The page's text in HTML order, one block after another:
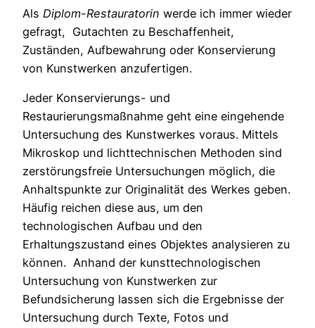
Als Diplom-Restauratorin werde ich immer wieder
gefragt, Gutachten zu Beschaffenheit,
Zuständen, Aufbewahrung oder Konservierung
von Kunstwerken anzufertigen.
Jeder Konservierungs- und
Restaurierungsmaßnahme geht eine eingehende
Untersuchung des Kunstwerkes voraus. Mittels
Mikroskop und lichttechnischen Methoden sind
zerstörungsfreie Untersuchungen möglich, die
Anhaltspunkte zur Originalität des Werkes geben.
Häufig reichen diese aus, um den
technologischen Aufbau und den
Erhaltungszustand eines Objektes analysieren zu
können. Anhand der kunsttechnologischen
Untersuchung von Kunstwerken zur
Befundsicherung lassen sich die Ergebnisse der
Untersuchung durch Texte, Fotos und